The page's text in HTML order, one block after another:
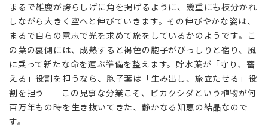
3
着生
植物
とし
て
——
大地
に縛
られ
な
まるで雄鹿が誇らしげに角を掲げるように、幾重にも枝分かれ
しながら大きく空へと伸びていきます。その伸びやかな姿は、
まるで自らの意志で光を求めて旅をしているかのようです。こ
の葉の裏側には、成熟すると褐色の胞子がびっしりと宿り、風
に乗って新たな命を運ぶ準備を整えます。貯水葉が「守り、蓄
える」役割を担うなら、胞子葉は「生み出し、旅立たせる」役
割を担う——この見事な分業こそ、ビカクシダという植物が何
百万年もの時を生き抜いてきた、静かなる知恵の結晶なので
す。